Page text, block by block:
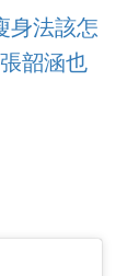
身法該怎
韶涵也